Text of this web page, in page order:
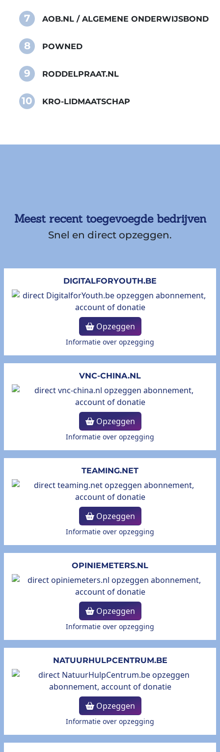
7 AOB.NL / ALGEMENE ONDERWIJSBOND
8 POWNED
9 RODDELPRAAT.NL
10 KRO-LIDMAATSCHAP
Meest recent toegevoegde bedrijven
Snel en direct opzeggen.
DIGITALFORYOUTH.BE
Opzeggen
Informatie over opzegging
VNC-CHINA.NL
Opzeggen
Informatie over opzegging
TEAMING.NET
Opzeggen
Informatie over opzegging
OPINIEMETERS.NL
Opzeggen
Informatie over opzegging
NATUURHULPCENTRUM.BE
Opzeggen
Informatie over opzegging